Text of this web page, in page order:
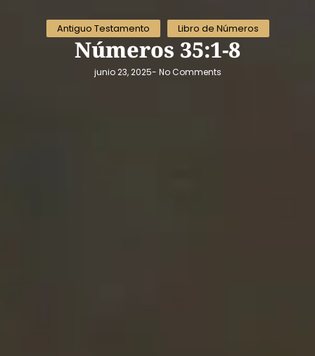
Antiguo Testamento Libro de Números
Números 35:1-8
junio 23, 2025- No Comments